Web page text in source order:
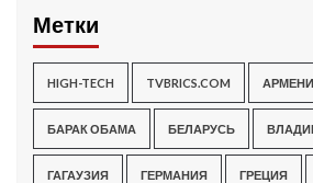
Метки
HIGH-TECH TVBRICS.COM
БАРАК ОБАМА БЕЛАРУСЬ
ГАГАУЗИЯ ГЕРМАНИЯ ГРЕЦИЯ